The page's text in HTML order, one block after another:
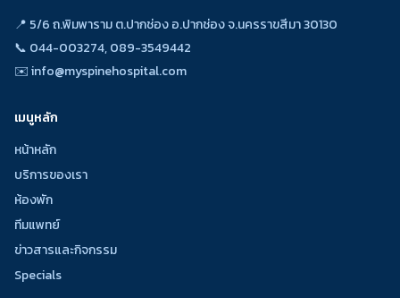
📍 5/6 ถ.พิมพาราม ต.ปากช่อง อ.ปากช่อง จ.นครราขสีมา 30130
📞 044-003274, 089-3549442
✉️info@myspinehospital.com
เมนูหลัก
หน้าหลัก
บริการของเรา
ห้องพัก
ทีมแพทย์
ข่าวสารและกิจกรรม
Specials